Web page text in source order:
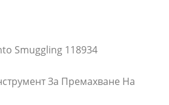
Smuggling 118934
За Премахване На